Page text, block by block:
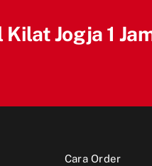
Jogja 1
Cara Order